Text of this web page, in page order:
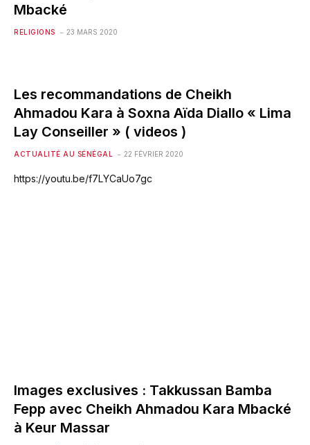
Mbacké
RELIGIONS 23 MARS 2020
Les recommandations de Cheikh
Ahmadou Kara à Soxna Aïda Diallo « Lima
Lay Conseiller » ( videos )
ACTUALITÉ AU SÉNÉGAL 22 FÉVRIER 2020
https://youtu.be/f7LYCaUo7gc
Images exclusives : Takkussan Bamba
Fepp avec Cheikh Ahmadou Kara Mbacké
à Keur Massar